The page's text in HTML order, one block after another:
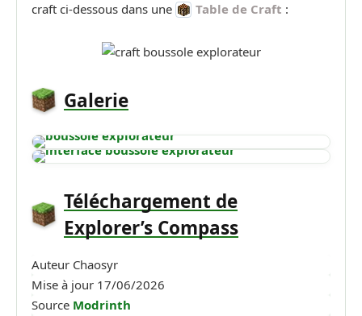
craft ci-dessous dans une
Table de Craft :
Galerie
Téléchargement de
Explorer’s Compass
Auteur Chaosyr
Mise à jour 17/06/2026
Source Modrinth